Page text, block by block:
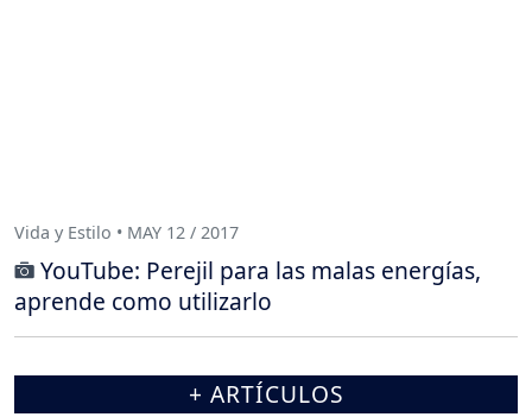
Vida y Estilo • MAY 12 / 2017
YouTube: Perejil para las malas energías,
aprende como utilizarlo
+ ARTÍCULOS